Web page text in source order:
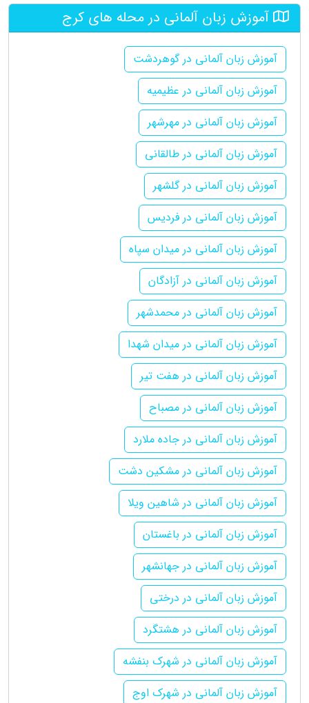
آموزش زبان آلمانی در محله های کرج
آموزش زبان آلمانی در گوهردشت
آموزش زبان آلمانی در عظیمیه
آموزش زبان آلمانی در مهرشهر
آموزش زبان آلمانی در طالقانی
آموزش زبان آلمانی در گلشهر
آموزش زبان آلمانی در فردیس
آموزش زبان آلمانی در میدان سپاه
آموزش زبان آلمانی در آزادگان
آموزش زبان آلمانی در محمدشهر
آموزش زبان آلمانی در میدان شهدا
آموزش زبان آلمانی در هفت تیر
آموزش زبان آلمانی در مصباح
آموزش زبان آلمانی در جاده ملارد
آموزش زبان آلمانی در مشکین دشت
آموزش زبان آلمانی در شاهین ویلا
آموزش زبان آلمانی در باغستان
آموزش زبان آلمانی در جهانشهر
آموزش زبان آلمانی در درختی
آموزش زبان آلمانی در هشتگرد
آموزش زبان آلمانی در شهرک بنفشه
آموزش زبان آلمانی در شهرک اوج